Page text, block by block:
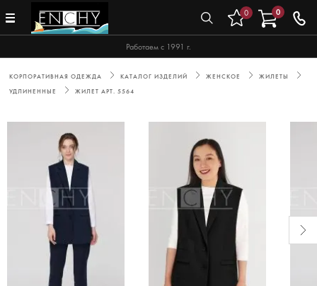
Работаем с 1991 г.
0 0
КОРПОРАТИВНАЯ ОДЕЖДА КАТАЛОГ ИЗДЕЛИЙ ЖЕНСКОЕ
ЖИЛЕТЫ
УДЛИНЕННЫЕ
ЖИЛЕТ АРТ. 5564